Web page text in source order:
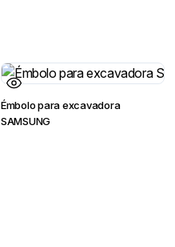
Émbolo para excavadora
SAMSUNG